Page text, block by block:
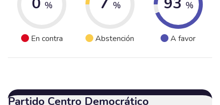
%
En contra
%
Abstención
%
A favor
Partido Centro Democrático